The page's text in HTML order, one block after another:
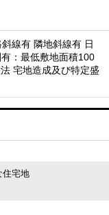
線有 隣地斜線有 日
：最低敷地面積100
宅地造成及び特定盛
住宅地